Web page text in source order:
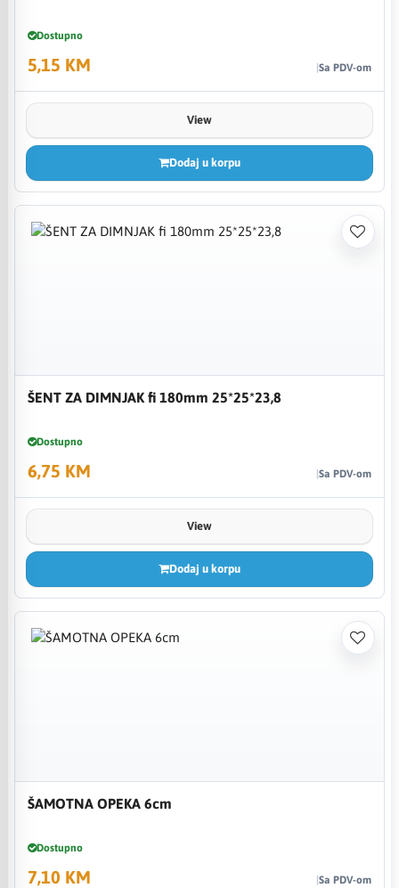
Dostupno
5,15 KM Sa PDV-om
View
Dodaj u korpu
ŠENT ZA DIMNJAK fi 180mm 25*25*23,8
Dostupno
6,75 KM Sa PDV-om
View
Dodaj u korpu
ŠAMOTNA OPEKA 6cm
Dostupno
7,10 KM Sa PDV-om